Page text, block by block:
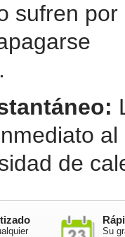
sufren por
al
de
Su